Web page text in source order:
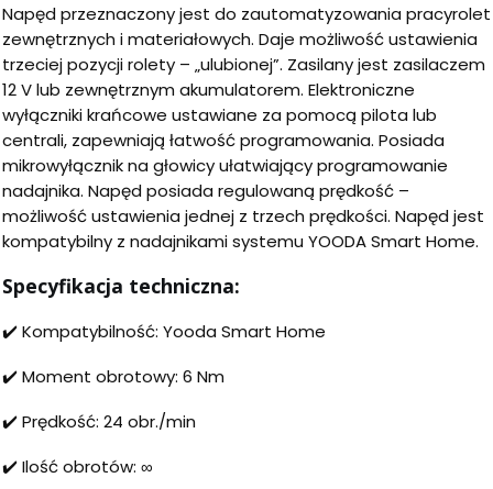
Napęd przeznaczony jest do zautomatyzowania pracyrolet
zewnętrznych i materiałowych. Daje możliwość ustawienia
trzeciej pozycji rolety – „ulubionej”. Zasilany jest zasilaczem
12 V lub zewnętrznym akumulatorem. Elektroniczne
wyłączniki krańcowe ustawiane za pomocą pilota lub
centrali, zapewniają łatwość programowania. Posiada
mikrowyłącznik na głowicy ułatwiający programowanie
nadajnika. Napęd posiada regulowaną prędkość –
możliwość ustawienia jednej z trzech prędkości. Napęd jest
kompatybilny z nadajnikami systemu YOODA Smart Home.
Specyfikacja techniczna:
✔️ Kompatybilność: Yooda Smart Home
✔️ Moment obrotowy: 6 Nm
✔️ Prędkość: 24 obr./min
✔️ Ilość obrotów: ∞